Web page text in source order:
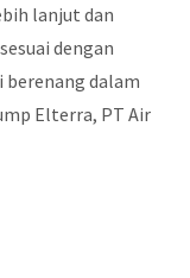
lanjut dan
dengan
dalam
Elterra, PT Air